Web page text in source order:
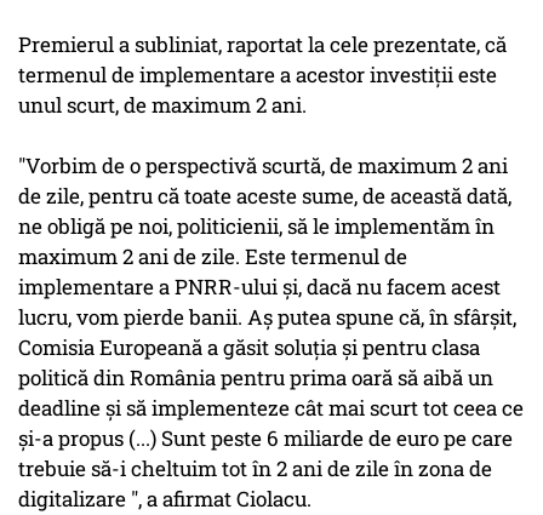
Premierul a subliniat, raportat la cele prezentate, că
termenul de implementare a acestor investiţii este
unul scurt, de maximum 2 ani.
"Vorbim de o perspectivă scurtă, de maximum 2 ani
de zile, pentru că toate aceste sume, de această dată,
ne obligă pe noi, politicienii, să le implementăm în
maximum 2 ani de zile. Este termenul de
implementare a PNRR-ului şi, dacă nu facem acest
lucru, vom pierde banii. Aş putea spune că, în sfârşit,
Comisia Europeană a găsit soluţia şi pentru clasa
politică din România pentru prima oară să aibă un
deadline şi să implementeze cât mai scurt tot ceea ce
şi-a propus (...) Sunt peste 6 miliarde de euro pe care
trebuie să-i cheltuim tot în 2 ani de zile în zona de
digitalizare ", a afirmat Ciolacu.